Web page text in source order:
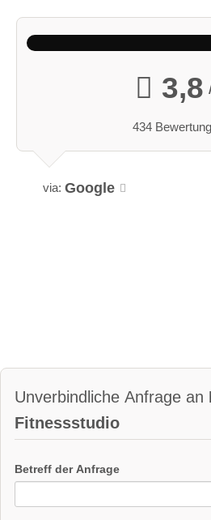
3,8
434
via: Google
Unverbindliche Anfrage an
Fitnessstudio
Betreff der Anfrage